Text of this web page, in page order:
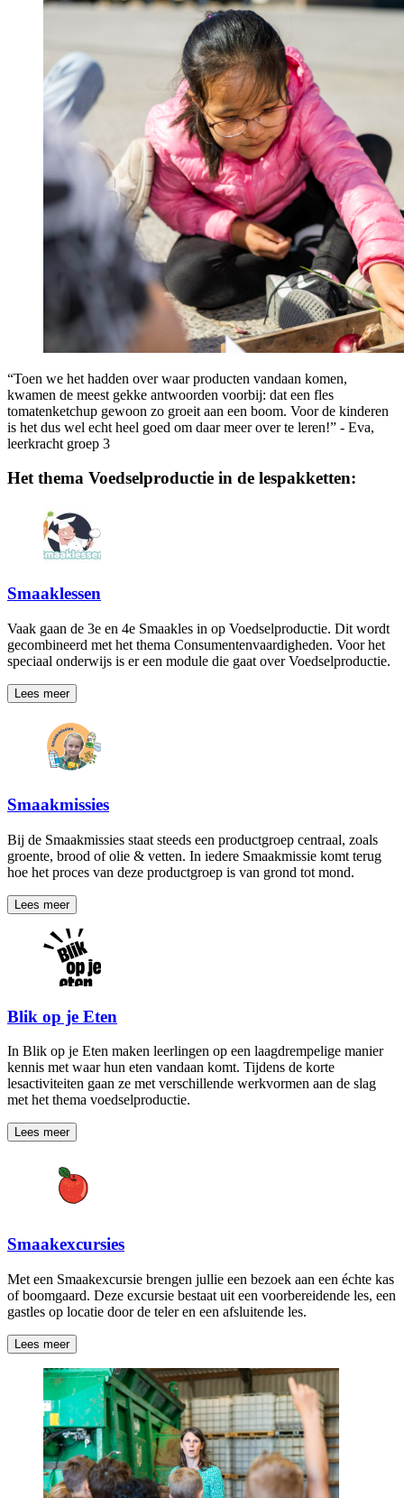
“Toen we het hadden over waar producten vandaan komen,
kwamen de meest gekke antwoorden voorbij: dat een fles
tomatenketchup gewoon zo groeit aan een boom. Voor de kinderen
is het dus wel echt heel goed om daar meer over te leren!” - Eva,
leerkracht groep 3
Het thema Voedselproductie in de lespakketten:
Smaaklessen
Vaak gaan de 3e en 4e Smaakles in op Voedselproductie. Dit wordt
gecombineerd met het thema Consumentenvaardigheden. Voor het
speciaal onderwijs is er een module die gaat over Voedselproductie.
Lees meer
Smaakmissies
Bij de Smaakmissies staat steeds een productgroep centraal, zoals
groente, brood of olie & vetten. In iedere Smaakmissie komt terug
hoe het proces van deze productgroep is van grond tot mond.
Lees meer
Blik op je Eten
In Blik op je Eten maken leerlingen op een laagdrempelige manier
kennis met waar hun eten vandaan komt. Tijdens de korte
lesactiviteiten gaan ze met verschillende werkvormen aan de slag
met het thema voedselproductie.
Lees meer
Smaakexcursies
Met een Smaakexcursie brengen jullie een bezoek aan een échte kas
of boomgaard. Deze excursie bestaat uit een voorbereidende les, een
gastles op locatie door de teler en een afsluitende les.
Lees meer